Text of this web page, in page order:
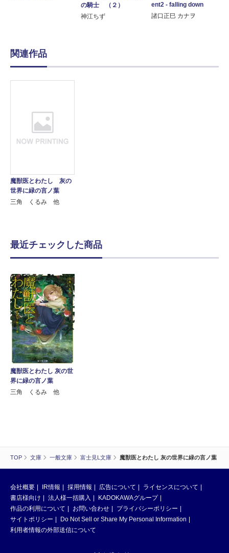
TOP 文庫 一般文庫 富士見L文庫 魔獣医とわたし 灰の世界に緑の言ノ葉
の騎士 （２）
神江ちず
ent2 - falling down
諸口正巳 カナヲ
関連作品
魔獣医とわたし 灰の
世界に緑の言ノ葉
三角 くるみ 他
最近チェックした商品
魔獣医とわたし 灰の世
界に緑の言ノ葉
三角 くるみ 他
会社概要 IR情報 採用情報 広告について
ライセンスについて
書店様向け
法人様一括購入
KADOKAWAグループ
作品の利用について
お問い合わせ
プライバシーポリシー
サイトポリシー
Do Not Sell or Share My Personal Information
利用者情報の外部送信について